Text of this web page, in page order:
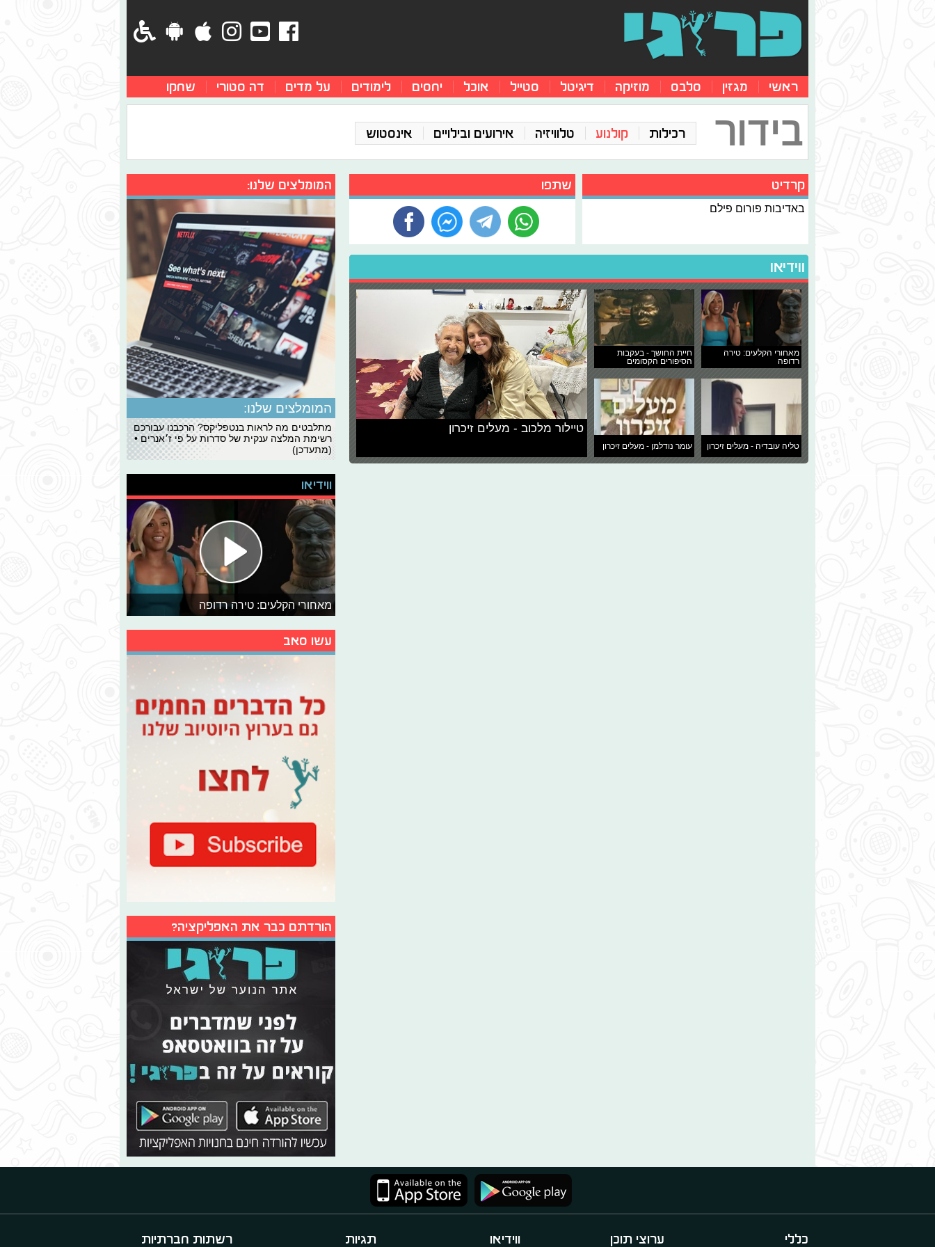
ראשי מגזין סלבס מוזיקה דיגיטל סטייל אוכל יחסים לימודים על מדים דה סטורי שחקו
בידור רכילות קולנוע טלוויזיה אירועים ובילויים אינסטוש
קרדיט
באדיבות פורום פילם
שתפו
ווידיאו
מאחורי הקלעים: טירה
רדופה
חיית החושך - בעקבות
הסיפורים הקסומים
טליה עובדיה - מעלים זיכרון עומר נודלמן - מעלים זיכרון
טיילור מלכוב - מעלים זיכרון
המומלצים שלנו:
המומלצים שלנו:
מתלבטים מה לראות בנטפליקס? הרכבנו עבורכם
רשימת המלצה ענקית של סדרות על פי ז׳אנרים •
(מתעדכן)
ווידיאו
מאחורי הקלעים: טירה רדופה
עשו סאב
הורדתם כבר את האפליקציה?
כללי ערוצי תוכן ווידיאו תגיות רשתות חברתיות